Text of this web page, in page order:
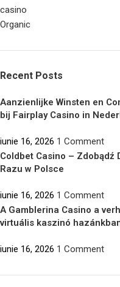
casino
Organic
Recent Posts
Aanzienlijke Winsten en
bij Fairplay Casino in
iunie 16, 2026 1 Comment
Coldbet Casino – Zdobądź
Razu w Polsce
iunie 16, 2026 1 Comment
A Gamblerina Casino a
virtuális kaszinó
iunie 16, 2026 1 Comment